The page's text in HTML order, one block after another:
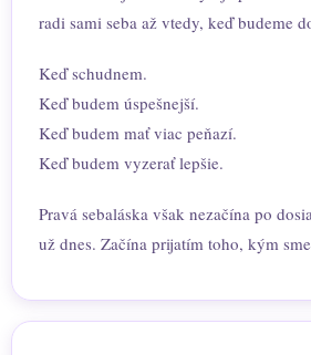
radi sami seba až vtedy, keď budeme
Keď schudnem.
Keď budem úspešnejší.
Keď budem mať viac peňazí.
Keď budem vyzerať lepšie.
Pravá sebaláska však nezačína po
už dnes. Začína prijatím toho, kým